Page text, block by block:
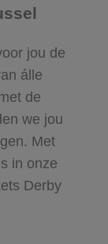
jou de
álle
de
we jou
Met
in onze
Derby